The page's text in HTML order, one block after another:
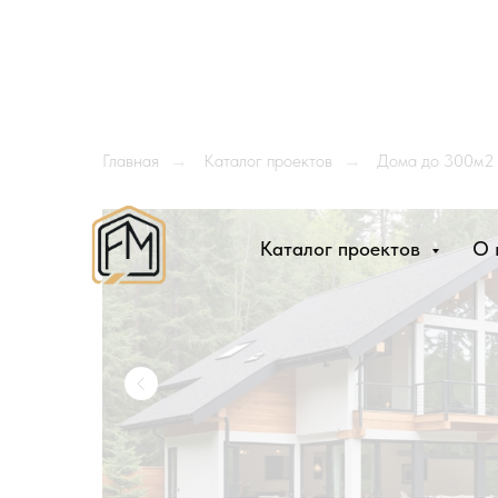
Каталог проектов О
Главная → Каталог проектов → Дома до 300м2